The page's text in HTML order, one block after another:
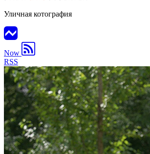
Уличная котография
Now
RSS